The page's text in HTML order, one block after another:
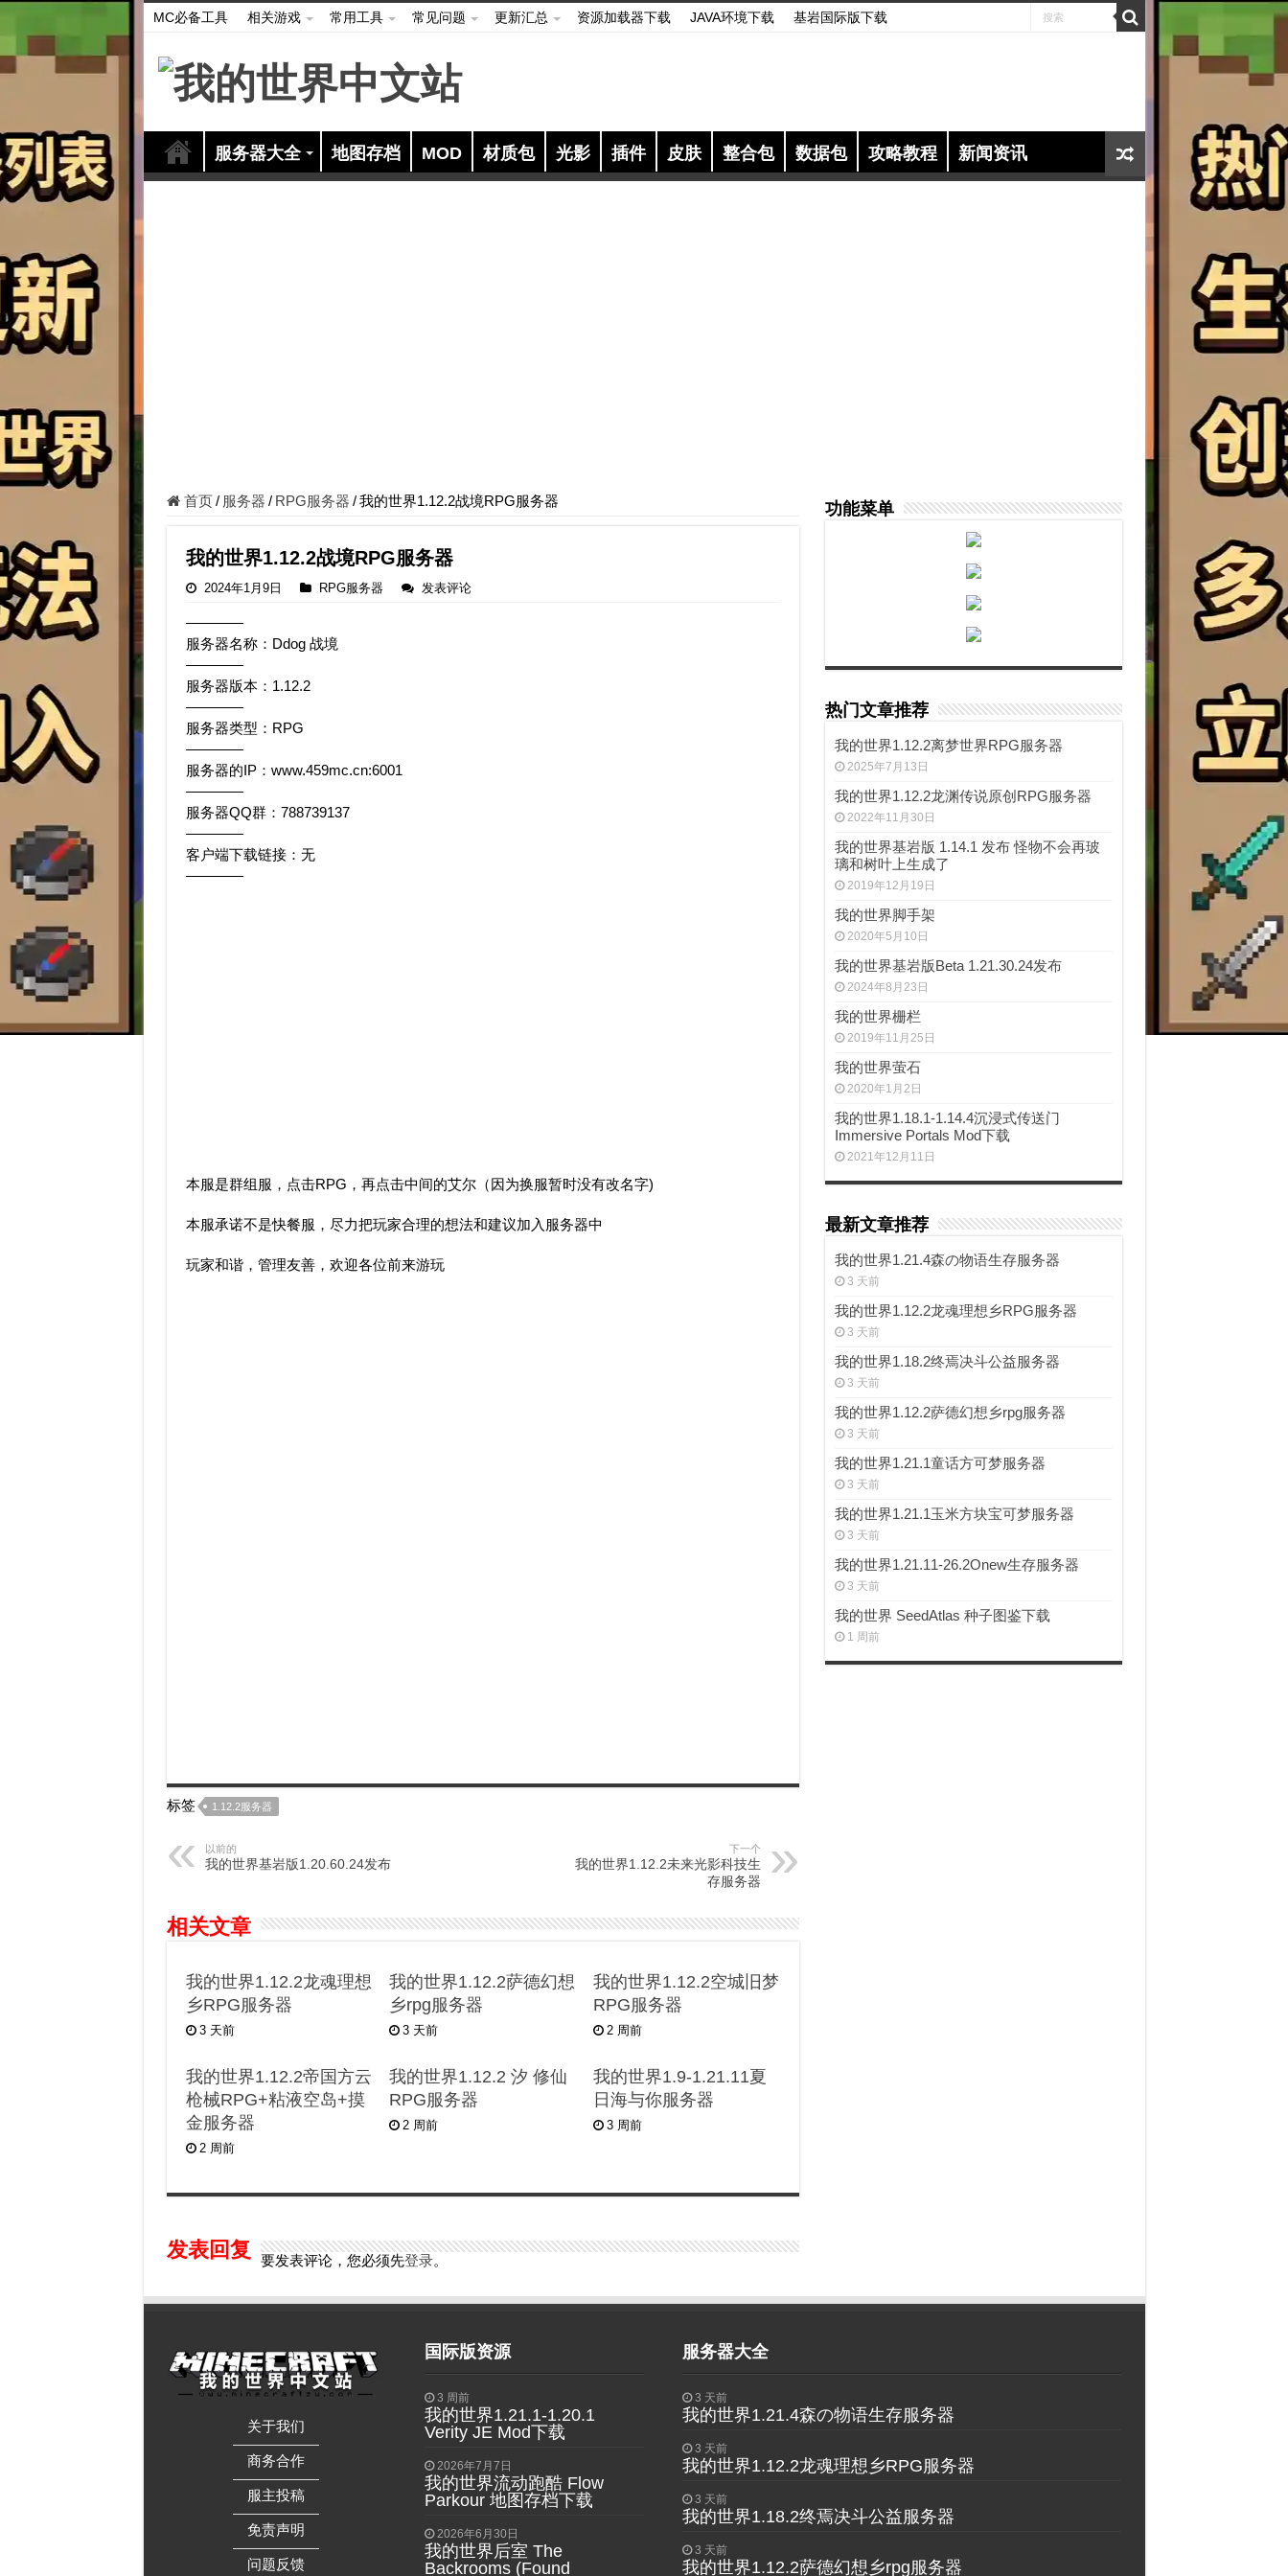
MC必备工具 相关游戏 常用工具 常见问题 更新汇总 资源加载器下载 JAVA环境下载 基岩国际版下载
服务器大全 地图存档 MOD 材质包 光影 插件 皮肤 整合包 数据包 攻略教程 新闻资讯
首页 / 服务器 / RPG服务器 / 我的世界1.12.2战境RPG服务器
我的世界1.12.2战境RPG服务器
2024年1月9日 RPG服务器 发表评论
————
服务器名称：Ddog 战境
————
服务器版本：1.12.2
————
服务器类型：RPG
————
服务器的IP：www.459mc.cn:6001
————
服务器QQ群：788739137
————
客户端下载链接：无
————
本服是群组服，点击RPG，再点击中间的艾尔（因为换服暂时没有改名字)
本服承诺不是快餐服，尽力把玩家合理的想法和建议加入服务器中
玩家和谐，管理友善，欢迎各位前来游玩
标签 1.12.2服务器
以前的
我的世界基岩版1.20.60.24发布
下一个
我的世界1.12.2未来光影科技生
存服务器
相关文章
我的世界1.12.2龙魂理想
乡RPG服务器
3 天前
我的世界1.12.2萨德幻想
乡rpg服务器
3 天前
我的世界1.12.2空城旧梦
RPG服务器
2 周前
我的世界1.12.2帝国方云
枪械RPG+粘液空岛+摸
金服务器
2 周前
我的世界1.12.2 汐 修仙
RPG服务器
2 周前
我的世界1.9-1.21.11夏
日海与你服务器
3 周前
发表回复 要发表评论，您必须先登录。
功能菜单
热门文章推荐
我的世界1.12.2离梦世界RPG服务器
2025年7月13日
我的世界1.12.2龙渊传说原创RPG服务器
2022年11月30日
我的世界基岩版 1.14.1 发布 怪物不会再玻
璃和树叶上生成了
2019年12月19日
我的世界脚手架
2020年5月10日
我的世界基岩版Beta 1.21.30.24发布
2024年8月23日
我的世界栅栏
2019年11月25日
我的世界萤石
2020年1月2日
我的世界1.18.1-1.14.4沉浸式传送门
Immersive Portals Mod下载
2021年12月11日
最新文章推荐
我的世界1.21.4森の物语生存服务器
3 天前
我的世界1.12.2龙魂理想乡RPG服务器
3 天前
我的世界1.18.2终焉决斗公益服务器
3 天前
我的世界1.12.2萨德幻想乡rpg服务器
3 天前
我的世界1.21.1童话方可梦服务器
3 天前
我的世界1.21.1玉米方块宝可梦服务器
3 天前
我的世界1.21.11-26.2Onew生存服务器
3 天前
我的世界 SeedAtlas 种子图鉴下载
1 周前
关于我们
——————
商务合作
——————
服主投稿
——————
免责声明
——————
问题反馈
国际版资源
3 周前
我的世界1.21.1-1.20.1
Verity JE Mod下载
2026年7月7日
我的世界流动跑酷 Flow
Parkour 地图存档下载
2026年6月30日
我的世界后室 The
Backrooms (Found
服务器大全
3 天前
我的世界1.21.4森の物语生存服务器
3 天前
我的世界1.12.2龙魂理想乡RPG服务器
3 天前
我的世界1.18.2终焉决斗公益服务器
3 天前
我的世界1.12.2萨德幻想乡rpg服务器